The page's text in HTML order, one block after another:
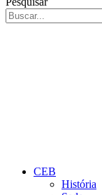
CEB
História